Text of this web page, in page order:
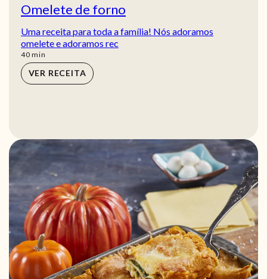
Omelete de forno
Uma receita para toda a família! Nós adoramos
omelete e adoramos rec
40min
min
VER RECEITA